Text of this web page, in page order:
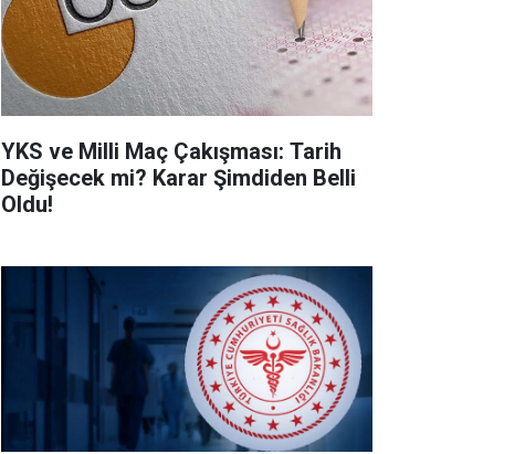
YKS ve Milli Maç Çakışması: Tarih
Değişecek mi? Karar Şimdiden Belli
Oldu!